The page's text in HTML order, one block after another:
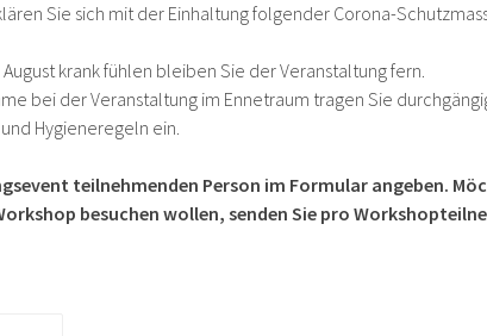
Sie sich mit der Einhaltung folgender Corona-
August krank fühlen bleiben Sie der Veranstaltung fern.
bei der Veranstaltung im Ennetraum tragen Sie
Hygieneregeln ein.
teilnehmenden Person im Formular angeben.
besuchen wollen, senden Sie pro